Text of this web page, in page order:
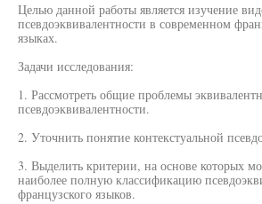
Целью данной работы является изучение
псевдоэквивалентности в современном
языках.
Задачи исследования:
1. Рассмотреть общие проблемы
псевдоэквивалентности.
2. Уточнить понятие контекстуальной
3. Выделить критерии, на основе которых
наиболее полную классификацию
французского языков.